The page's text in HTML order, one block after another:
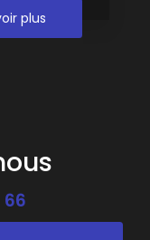
plus
66